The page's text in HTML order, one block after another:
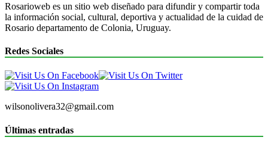
Rosarioweb es un sitio web diseñado para difundir y compartir toda
la información social, cultural, deportiva y actualidad de la cuidad de
Rosario departamento de Colonia, Uruguay.
Redes Sociales
wilsonolivera32@gmail.com
Últimas entradas